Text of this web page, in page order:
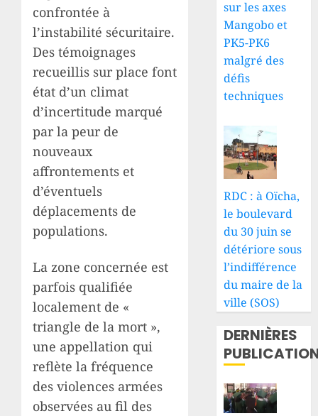
confrontée à
l’instabilité sécuritaire.
Des témoignages
recueillis sur place font
état d’un climat
d’incertitude marqué
par la peur de
nouveaux
affrontements et
d’éventuels
déplacements de
populations.
La zone concernée est
parfois qualifiée
localement de «
triangle de la mort »,
une appellation qui
reflète la fréquence
des violences armées
observées au fil des
sur les axes
Mangobo et
PK5-PK6
malgré des
défis
techniques
RDC : à Oïcha,
le boulevard
du 30 juin se
détériore sous
l’indifférence
du maire de la
ville (SOS)
DERNIÈRES